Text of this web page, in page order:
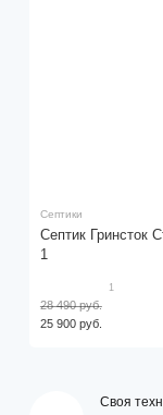
Септики
Септик Гринсток
1
1
25 900 руб.
28 490 руб.
Своя